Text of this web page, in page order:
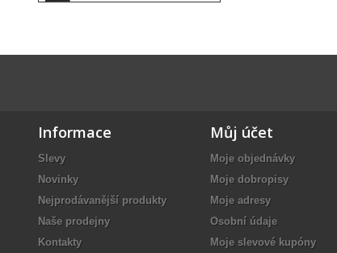
Informace
Slevy
Novinky
Nejprodávanější produkty
Naše prodejny
Kontakty
Můj účet
Moje objednávky
Moje dobropisy
Moje adresy
Osobní údaje
Moje slevové kupóny